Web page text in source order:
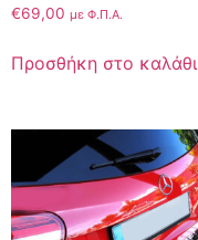
€69,00 με Φ.Π.Α.
Προσθήκη στο καλάθι